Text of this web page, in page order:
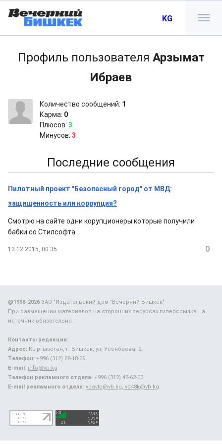
KG
Профиль пользователя Арзымат
Ибраев
Количество сообщений: 1
Карма: 0
Плюсов: 3
Минусов: 3
Последние сообщения
Пилотный проект "Безопасный город" от МВД:
защищенность или коррупция?
Смотрю на сайте одни корупционеры которые получили
бабки со Стилсофта
13.12.2015, 00:35 0
@1996-2026ЗАО "Издательский дом "Вечерний Бишкек"
При размещении материалов на сторонних ресурсах гиперссылка на
источник обязательна.
Контакты редакции:
Адрес: Кыргызстан, г. Бишкек, ул. Усенбаева, 2.
Телефон: +996 (312) 88-18-09.
E-mail: info@vb.kg
Телефон рекламного отдела: +996 (312) 48-62-03.
E-mail рекламного отдела: vbavto@vb.kg, vb48k@vb.kg